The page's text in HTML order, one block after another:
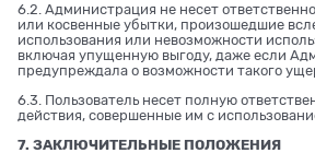
6.2. Администрация не несет
или косвенные убытки, произошедшие
использования или невозможности
включая упущенную выгоду, даже если
предупреждала о возможности такого
6.3. Пользователь несет полную
действия, совершенные им с
7. ЗАКЛЮЧИТЕЛЬНЫЕ ПОЛОЖЕНИЯ